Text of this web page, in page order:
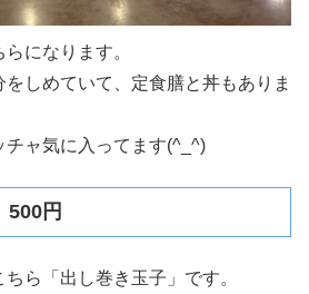
になります。
しめていて、定食膳と丼もありま
チャ気に入ってます(^_^)
500円
ら「出し巻き玉子」です。